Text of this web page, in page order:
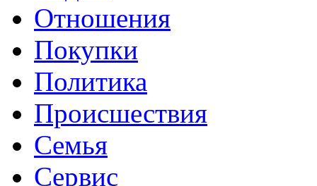
Отношения
Покупки
Политика
Происшествия
Семья
Сервис